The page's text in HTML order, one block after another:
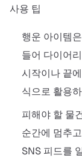
사용 팁
행운 아이템
들어 다이어
시작이나 끝
식으로 활용
피해야 할 물
순간에 멈추
SNS 피드를